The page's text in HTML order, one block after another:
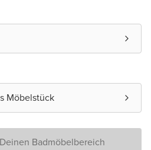
Möbelstück
Badmöbelbereich